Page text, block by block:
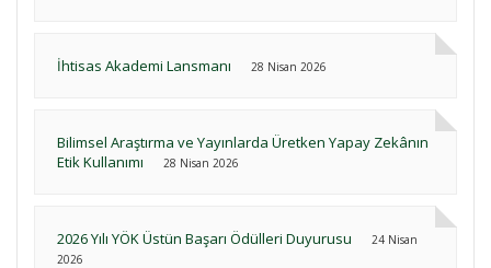
İhtisas Akademi Lansmanı 28 Nisan 2026
Bilimsel Araştırma ve Yayınlarda Üretken Yapay Zekânın
Etik Kullanımı
28 Nisan 2026
2026 Yılı YÖK Üstün Başarı Ödülleri Duyurusu
24 Nisan
2026